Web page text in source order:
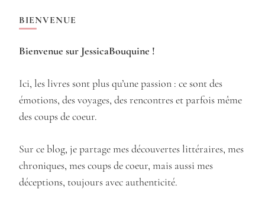
BIENVENUE
Bienvenue sur JessicaBouquine !
Ici, les livres sont plus qu’une passion : ce sont des
émotions, des voyages, des rencontres et parfois même
des coups de coeur.
Sur ce blog, je partage mes découvertes littéraires, mes
chroniques, mes coups de coeur, mais aussi mes
déceptions, toujours avec authenticité.